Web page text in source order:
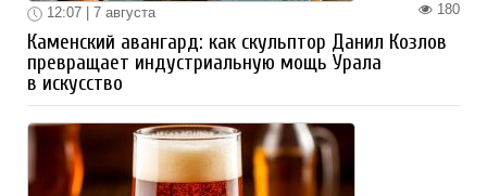
180
12:07 | 7 августа
Каменский авангард: как скульптор Данил Козлов
превращает индустриальную мощь Урала
в искусство